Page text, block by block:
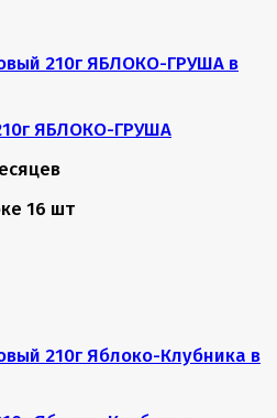
ЯБЛОКО-ГРУША
16 шт